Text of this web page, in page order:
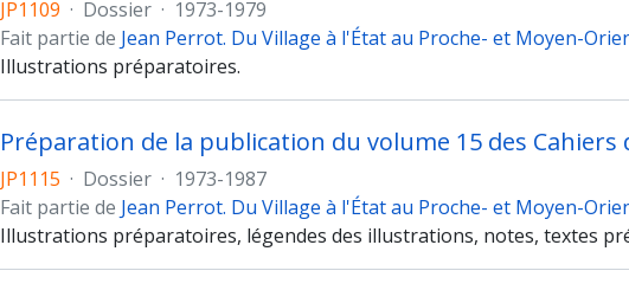
JP1109 · Dossier · 1973-1979
Fait partie de Jean Perrot. Du Village à l'État au Proche- et Moyen-
Illustrations préparatoires.
Préparation de la publication du volume 15 des Cahiers
JP1115 · Dossier · 1973-1987
Fait partie de Jean Perrot. Du Village à l'État au Proche- et Moyen-
Illustrations préparatoires, légendes des illustrations, notes, textes